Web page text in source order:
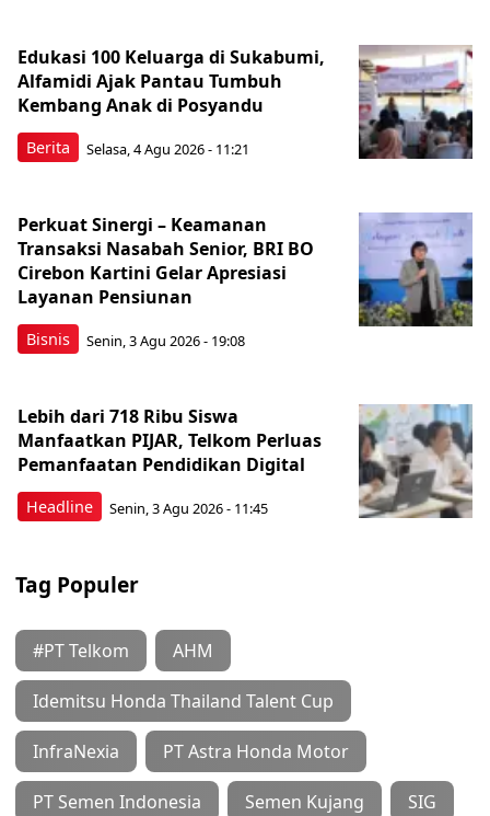
Berita
Edukasi 100 Keluarga di Sukabumi,
Alfamidi Ajak Pantau Tumbuh
Kembang Anak di Posyandu
Selasa, 4 Agu 2026 - 11:21
Bisnis
Perkuat Sinergi – Keamanan
Transaksi Nasabah Senior, BRI BO
Cirebon Kartini Gelar Apresiasi
Layanan Pensiunan
Senin, 3 Agu 2026 - 19:08
Headline
Lebih dari 718 Ribu Siswa
Manfaatkan PIJAR, Telkom Perluas
Pemanfaatan Pendidikan Digital
Senin, 3 Agu 2026 - 11:45
Tag Populer
#PT Telkom AHM
Idemitsu Honda Thailand Talent Cup
InfraNexia PT Astra Honda Motor
PT Semen Indonesia Semen Kujang SIG